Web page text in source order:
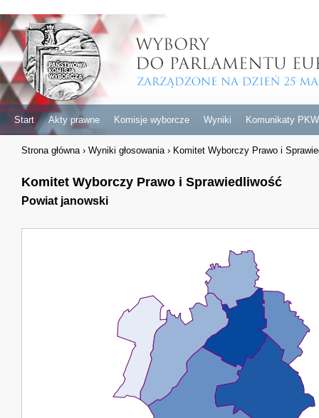
Start Akty prawne Komisje wyborcze Wyniki Komunikaty PKW
Strona główna › Wyniki głosowania › Komitet Wyborczy Prawo i
Komitet Wyborczy Prawo i Sprawiedliwość
Powiat janowski